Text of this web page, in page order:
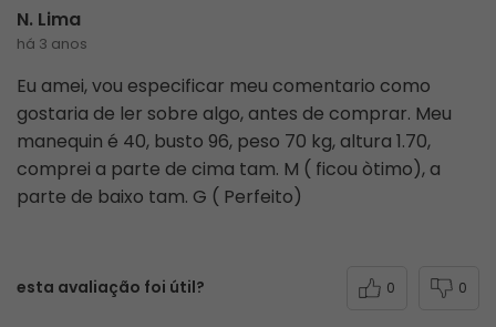
N. Lima
há 3 anos
Eu amei, vou especificar meu comentario como
gostaria de ler sobre algo, antes de comprar. Meu
manequin é 40, busto 96, peso 70 kg, altura 1.70,
comprei a parte de cima tam. M ( ficou òtimo), a
parte de baixo tam. G ( Perfeito)
esta avaliação foi útil? 0 0